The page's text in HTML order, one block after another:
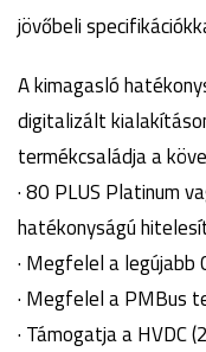
jövőbeli
A kimagasló
digitalizált
termékcsaládja a
· 80 PLUS Platinum
hatékonyságú
· Megfelel a legújabb
· Megfelel a PMBus
· Támogatja a HVDC